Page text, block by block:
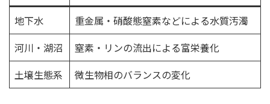
地下水
重金属・硝酸態窒素などによる水質汚濁
河川・湖沼
窒素・リンの流出による富栄養化
土壌生態系
微生物相のバランスの変化